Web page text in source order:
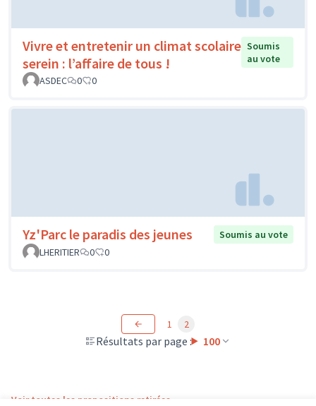
Vivre et entretenir un climat scolaire
serein : l’affaire de tous !
Soumis
au vote
ASDEC
0 0
Yz'Parc le paradis des jeunes
Soumis au vote
LHERITIER
0 0
Résultats par page : 100
1 2
Voir toutes les propositions retirées